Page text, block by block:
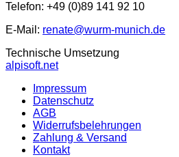
Telefon: +49 (0)89 141 92 10
E-Mail: renate@wurm-munich.de
Technische Umsetzung
alpisoft.net
Impressum
Datenschutz
AGB
Widerrufsbelehrungen
Zahlung & Versand
Kontakt